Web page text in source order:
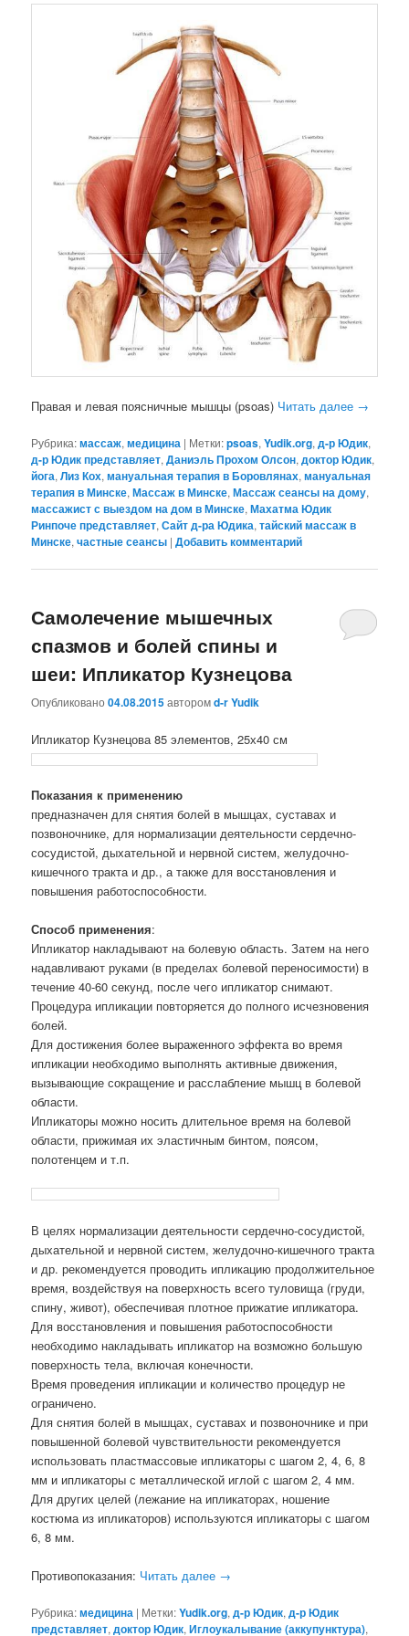
Правая и левая поясничные мышцы (psoas) Читать далее →
Рубрика:массаж,медицина | Метки:psoas,Yudik.org,д-р Юдик,
д-р Юдик представляет,Даниэль Прохом Олсон,доктор Юдик,
йога,Лиз Кох,мануальная терапия в Боровлянах,мануальная
терапия в Минске,Массаж в Минске,Массаж сеансы на дому,
массажист с выездом на дом в Минске,Махатма Юдик
Ринпоче представляет,Сайт д-ра Юдика,тайский массаж в
Минске,частные сеансы |Добавить комментарий
Самолечение мышечных
спазмов и болей спины и
шеи: Ипликатор Кузнецова
Опубликовано04.08.2015авторомd-r Yudik
Ипликатор Кузнецова 85 элементов, 25х40 см
Показания к применению
предназначен для снятия болей в мышцах, суставах и
позвоночнике, для нормализации деятельности сердечно-
сосудистой, дыхательной и нервной систем, желудочно-
кишечного тракта и др., а также для восстановления и
повышения работоспособности.
Способ применения:
Ипликатор накладывают на болевую область. Затем на него
надавливают руками (в пределах болевой переносимости) в
течение 40-60 секунд, после чего ипликатор снимают.
Процедура ипликации повторяется до полного исчезновения
болей.
Для достижения более выраженного эффекта во время
ипликации необходимо выполнять активные движения,
вызывающие сокращение и расслабление мышц в болевой
области.
Ипликаторы можно носить длительное время на болевой
области, прижимая их эластичным бинтом, поясом,
полотенцем и т.п.
В целях нормализации деятельности сердечно-сосудистой,
дыхательной и нервной систем, желудочно-кишечного тракта
и др. рекомендуется проводить ипликацию продолжительное
время, воздействуя на поверхность всего туловища (груди,
спину, живот), обеспечивая плотное прижатие ипликатора.
Для восстановления и повышения работоспособности
необходимо накладывать ипликатор на возможно большую
поверхность тела, включая конечности.
Время проведения ипликации и количество процедур не
ограничено.
Для снятия болей в мышцах, суставах и позвоночнике и при
повышенной болевой чувствительности рекомендуется
использовать пластмассовые ипликаторы с шагом 2, 4, 6, 8
мм и ипликаторы с металлической иглой с шагом 2, 4 мм.
Для других целей (лежание на ипликаторах, ношение
костюма из ипликаторов) используются ипликаторы с шагом
6, 8 мм.
Противопоказания: Читать далее →
Рубрика:медицина | Метки:Yudik.org,д-р Юдик,д-р Юдик
представляет,доктор Юдик,Иглоукалывание (аккупунктура),